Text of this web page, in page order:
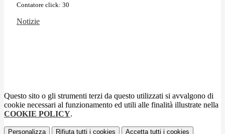
Contatore click: 30
Notizie
Questo sito o gli strumenti terzi da questo utilizzati si avvalgono di
cookie necessari al funzionamento ed utili alle finalità illustrate nella
COOKIE POLICY.
Personalizza Rifiuta tutti i cookies Accetta tutti i cookies